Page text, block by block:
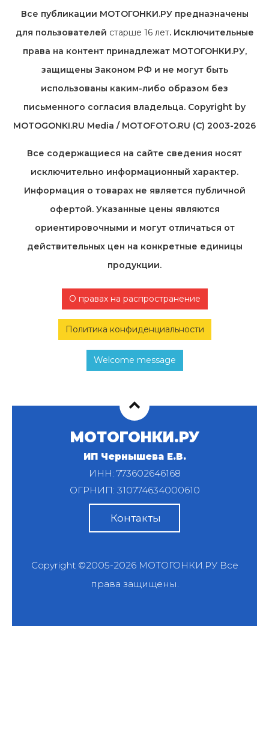
Все публикации МОТОГОНКИ.РУ предназначены
для пользователей старше 16 лет. Исключительные
права на контент принадлежат МОТОГОНКИ.РУ,
защищены Законом РФ и не могут быть
использованы каким-либо образом без
письменного согласия владельца. Copyright by
MOTOGONKI.RU Media / MOTOFOTO.RU (C) 2003-2026
Все содержащиеся на cайте сведения носят
исключительно информационный характер.
Информация о товарах не является публичной
офертой. Указанные цены являются
ориентировочными и могут отличаться от
действительных цен на конкретные единицы
продукции.
О правах на распространение
Политика конфиденциальности
Welcome message
МОТОГОНКИ.РУ
ИП Чернышева Е.В.
ИНН: 773602646168
ОГРНИП: 310774634000610
Контакты
Copyright ©2005-2026 МОТОГОНКИ.РУВсе
права защищены.